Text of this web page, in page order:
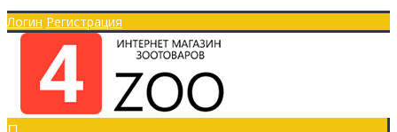
Логин Регистрация